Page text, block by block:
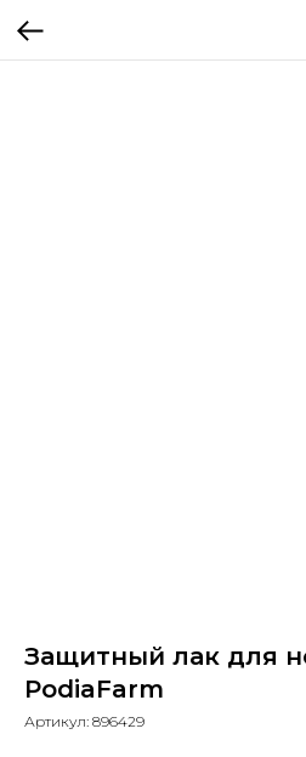
Защитный лак для
PodiaFarm
Артикул: 896429